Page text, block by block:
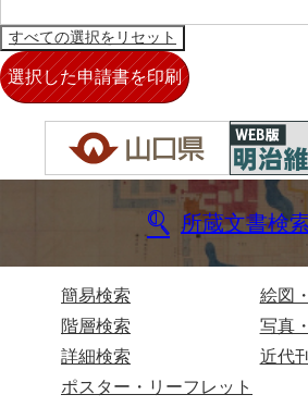
桂家文書（大阪市）
門井家文書
金津家文書
金谷家文書
金子家文書
兼田家文書
上矢田井手文書
所蔵文書検
簡易検索
階層検索
詳細検索
絵図
写真
近代
ポスター・リーフレット